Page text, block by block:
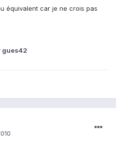
équivalent car je ne crois pas
gues42